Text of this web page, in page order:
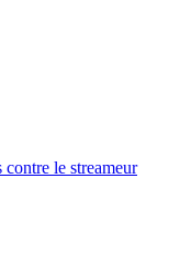
le streameur